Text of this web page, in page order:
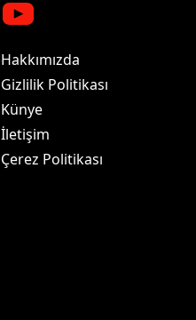
Hakkımızda
Gizlilik Politikası
Künye
İletişim
Çerez Politikası